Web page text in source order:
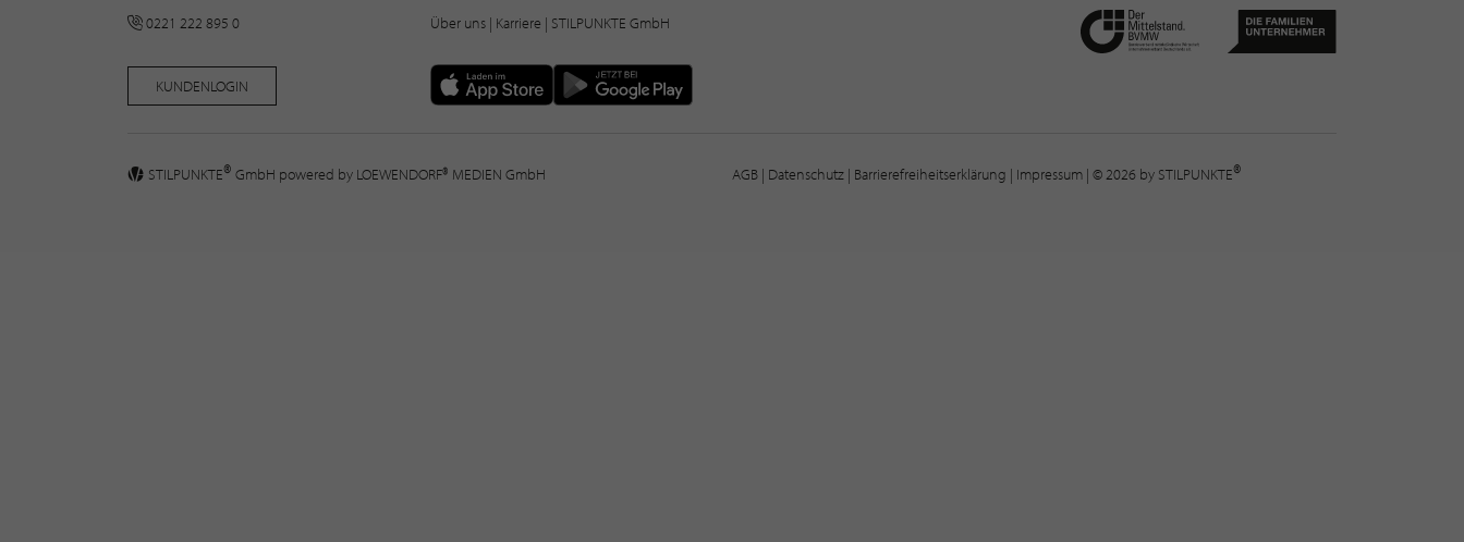
0221 222 895 0
KUNDENLOGIN
Über uns| Karriere | STILPUNKTE GmbH
STILPUNKTE® GmbH powered by LOEWENDORF® MEDIEN GmbH AGB | Datenschutz | Barrierefreiheitserklärung | Impressum | © 2026 by STILPUNKTE®